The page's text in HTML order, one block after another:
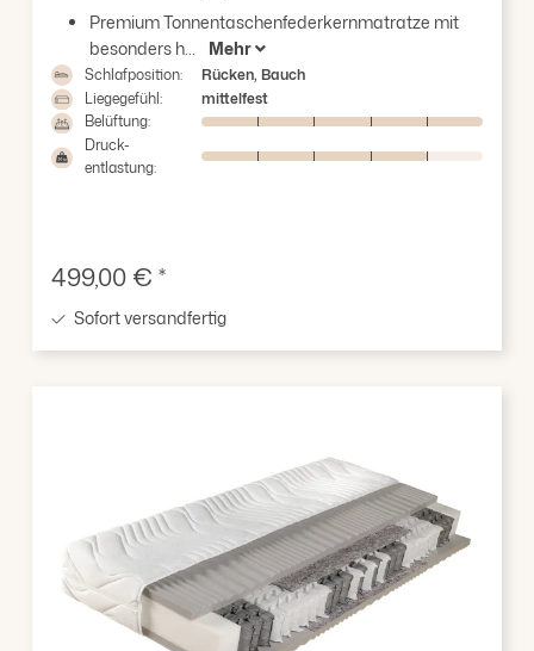
Durchschnittliche Bewertung von 4.86 von 5
Premium Tonnentaschenfederkernmatratze mit
besonders h...
Mehr
Schlafposition:
Rücken, Bauch
Liegegefühl:
mittelfest
Belüftung:
Druck-
entlastung:
Verkaufspreis:
499,00 € *
Sofort versandfertig